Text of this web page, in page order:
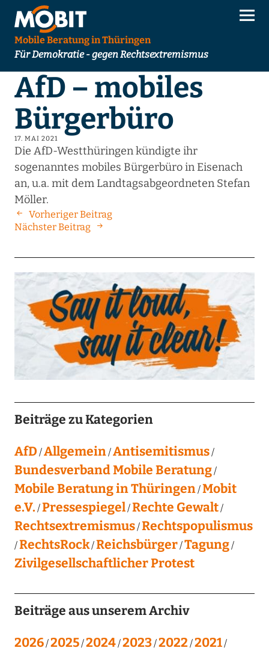
Mobile Beratung in Thüringen
Für Demokratie - gegen Rechtsextremismus
AfD – mobiles
Bürgerbüro
17. MAI 2021
Die AfD-Westthüringen kündigte ihr
sogenanntes mobiles Bürgerbüro in Eisenach
an, u.a. mit dem Landtagsabgeordneten Stefan
Möller.
Vorheriger Beitrag
Nächster Beitrag
Beiträge zu Kategorien
AfD Allgemein Antisemitismus
Bundesverband Mobile Beratung
Mobile Beratung in Thüringen Mobit
e.V. Pressespiegel Rechte Gewalt
Rechtsextremismus Rechtspopulismus
RechtsRock Reichsbürger Tagung
Zivilgesellschaftlicher Protest
Beiträge aus unserem Archiv
2026 2025 2024 2023 2022 2021